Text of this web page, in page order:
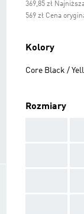
369,85 zł
569 zł Cena
Kolory
Core Black /
Rozmiary